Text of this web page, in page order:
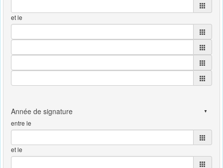
et le
entre le
et le